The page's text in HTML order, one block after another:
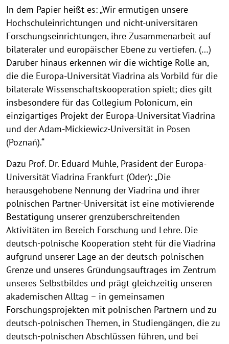
In dem Papier heißt es: „Wir ermutigen unsere
Hochschuleinrichtungen und nicht-universitären
Forschungseinrichtungen, ihre Zusammenarbeit auf
bilateraler und europäischer Ebene zu vertiefen. (…)
Darüber hinaus erkennen wir die wichtige Rolle an,
die die Europa-Universität Viadrina als Vorbild für die
bilaterale Wissenschaftskooperation spielt; dies gilt
insbesondere für das Collegium Polonicum, ein
einzigartiges Projekt der Europa-Universität Viadrina
und der Adam-Mickiewicz-Universität in Posen
(Poznań).“
Dazu Prof. Dr. Eduard Mühle, Präsident der Europa-
Universität Viadrina Frankfurt (Oder): „Die
herausgehobene Nennung der Viadrina und ihrer
polnischen Partner-Universität ist eine motivierende
Bestätigung unserer grenzüberschreitenden
Aktivitäten im Bereich Forschung und Lehre. Die
deutsch-polnische Kooperation steht für die Viadrina
aufgrund unserer Lage an der deutsch-polnischen
Grenze und unseres Gründungsauftrages im Zentrum
unseres Selbstbildes und prägt gleichzeitig unseren
akademischen Alltag – in gemeinsamen
Forschungsprojekten mit polnischen Partnern und zu
deutsch-polnischen Themen, in Studiengängen, die zu
deutsch-polnischen Abschlüssen führen, und bei